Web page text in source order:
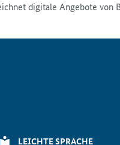
digitale Angebote von
LEICHTE SPRACHE